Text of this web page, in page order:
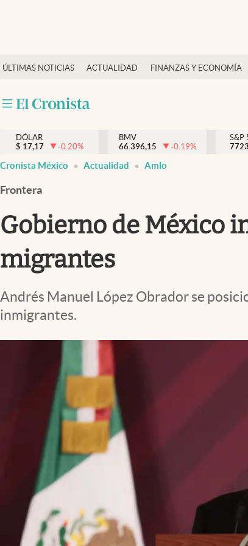
ÚLTIMAS NOTICIAS ACTUALIDAD FINANZAS Y ECONOMÍA
Actualidad
Internacionales
Opinión
Brand Strategy
Vida y estilo
Tv
Espiritualidad
DÓLAR
$ 17,17 -0.20%
BMV
66.396,15
-0.19%
S&P
Cronista México Actualidad Amlo
Frontera
Gobierno de México
migrantes
Andrés Manuel López Obrador se
inmigrantes.